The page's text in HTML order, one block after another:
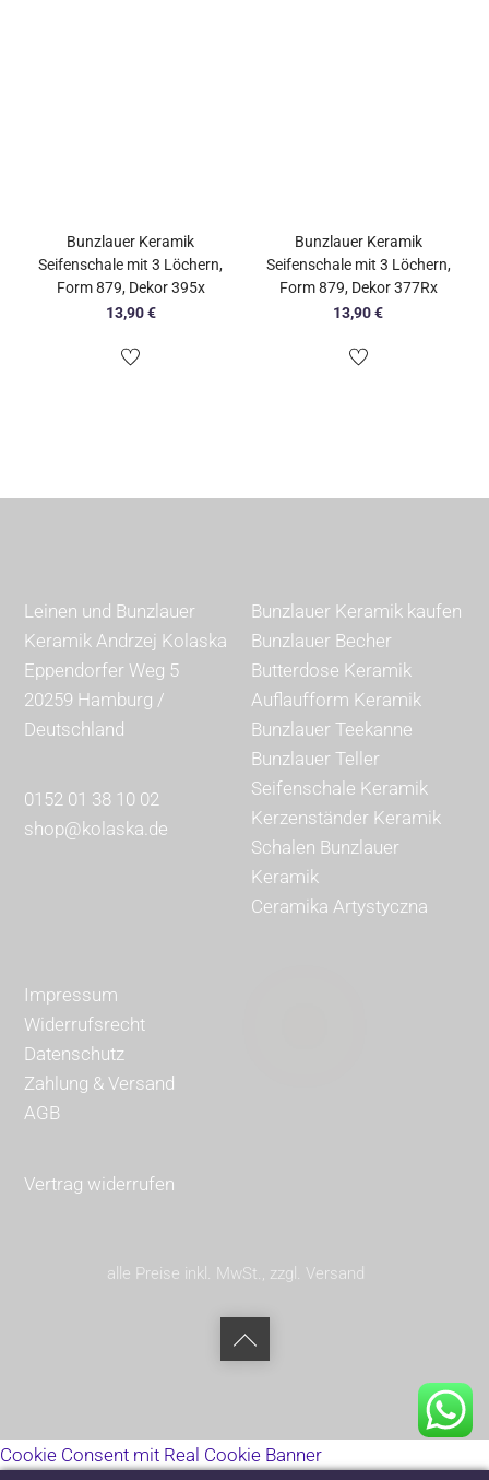
Bunzlauer Keramik
Seifenschale mit 3 Löchern,
Form 879, Dekor 395x
13,90€
Bunzlauer Keramik
Seifenschale mit 3 Löchern,
Form 879, Dekor 377Rx
13,90€
Leinen und Bunzlauer
Keramik Andrzej Kolaska
Eppendorfer Weg 5
20259 Hamburg /
Deutschland
0152 01 38 10 02
shop@kolaska.de
Bunzlauer Keramik kaufen
Bunzlauer Becher
Butterdose Keramik
Auflaufform Keramik
Bunzlauer Teekanne
Bunzlauer Teller
Seifenschale Keramik
Kerzenständer Keramik
Schalen Bunzlauer
Keramik
Ceramika Artystyczna
Impressum
Widerrufsrecht
Datenschutz
Zahlung & Versand
AGB
Vertrag widerrufen
Back
alle Preise inkl. MwSt., zzgl. Versand
Cookie Consent mit Real Cookie Banner